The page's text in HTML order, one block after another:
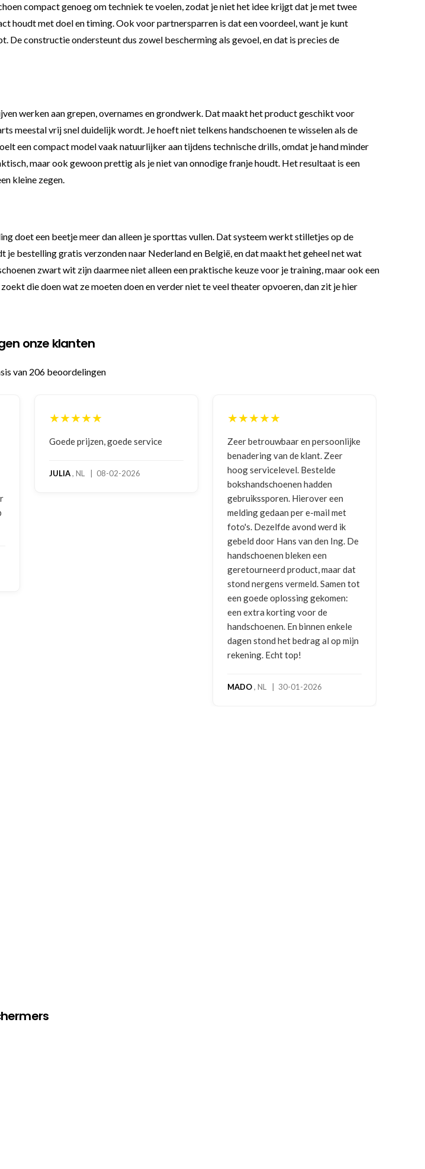
compact genoeg om techniek te voelen, zodat je niet het idee krijgt dat je met twee
houdt met doel en timing. Ook voor partnersparren is dat een voordeel, want je kunt
constructie ondersteunt dus zowel bescherming als gevoel, en dat is precies de
werken aan grepen, overnames en grondwerk. Dat maakt het product geschikt voor
meestal vrij snel duidelijk wordt. Je hoeft niet telkens handschoenen te wisselen als de
een compact model vaak natuurlijker aan tijdens technische drills, omdat je hand minder
maar ook gewoon prettig als je niet van onnodige franje houdt. Het resultaat is een
kleine zegen.
doet een beetje meer dan alleen je sporttas vullen. Dat systeem werkt stilletjes op de
bestelling gratis verzonden naar Nederland en België, en dat maakt het geheel net wat
zwart wit zijn daarmee niet alleen een praktische keuze voor je training, maar ook een
die doen wat ze moeten doen en verder niet te veel theater opvoeren, dan zit je hier
onze klanten
van 206 beoordelingen
★★★★★
Goede prijzen, goede service
JULIA, NL | 08-02-2026
★★★★★
Zeer betrouwbaar en persoonlijke
benadering van de klant. Zeer
hoog servicelevel. Bestelde
bokshandschoenen hadden
gebruikssporen. Hierover een
melding gedaan per e-mail met
foto's. Dezelfde avond werd ik
gebeld door Hans van den Ing. De
handschoenen bleken een
geretourneerd product, maar dat
stond nergens vermeld. Samen tot
een goede oplossing gekomen:
een extra korting voor de
handschoenen. En binnen enkele
dagen stond het bedrag al op mijn
rekening. Echt top!
MADO, NL | 30-01-2026